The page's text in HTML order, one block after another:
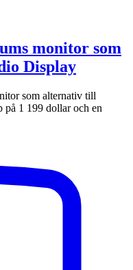
monitor som
Display
som alternativ till
på 1 199 dollar och en